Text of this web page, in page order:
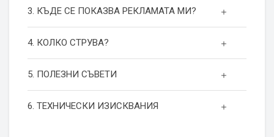
3. КЪДЕ СЕ ПОКАЗВА РЕКЛАМАТА МИ?
4. КОЛКО СТРУВА?
5. ПОЛЕЗНИ СЪВЕТИ
6. ТЕХНИЧЕСКИ ИЗИСКВАНИЯ